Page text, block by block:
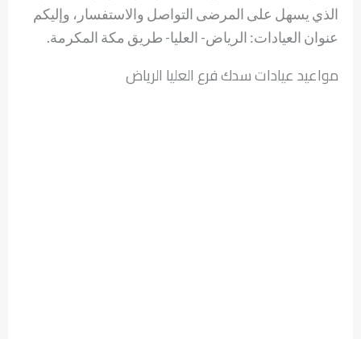
الذي يسهل على المرضى التواصل والاستفسار، وإليكم
عنوان العيادات: الرياض- العليا- طريق مكة المكرمة.
مواعيد عيادات سدك فرع العليا الرياض